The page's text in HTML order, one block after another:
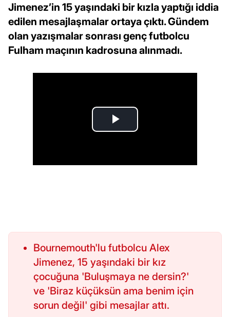
Jimenez’in 15 yaşındaki bir kızla yaptığı iddia
edilen mesajlaşmalar ortaya çıktı. Gündem
olan yazışmalar sonrası genç futbolcu
Fulham maçının kadrosuna alınmadı.
Bournemouth'lu futbolcu Alex
Jimenez, 15 yaşındaki bir kız
çocuğuna 'Buluşmaya ne dersin?'
ve 'Biraz küçüksün ama benim için
sorun değil' gibi mesajlar attı.